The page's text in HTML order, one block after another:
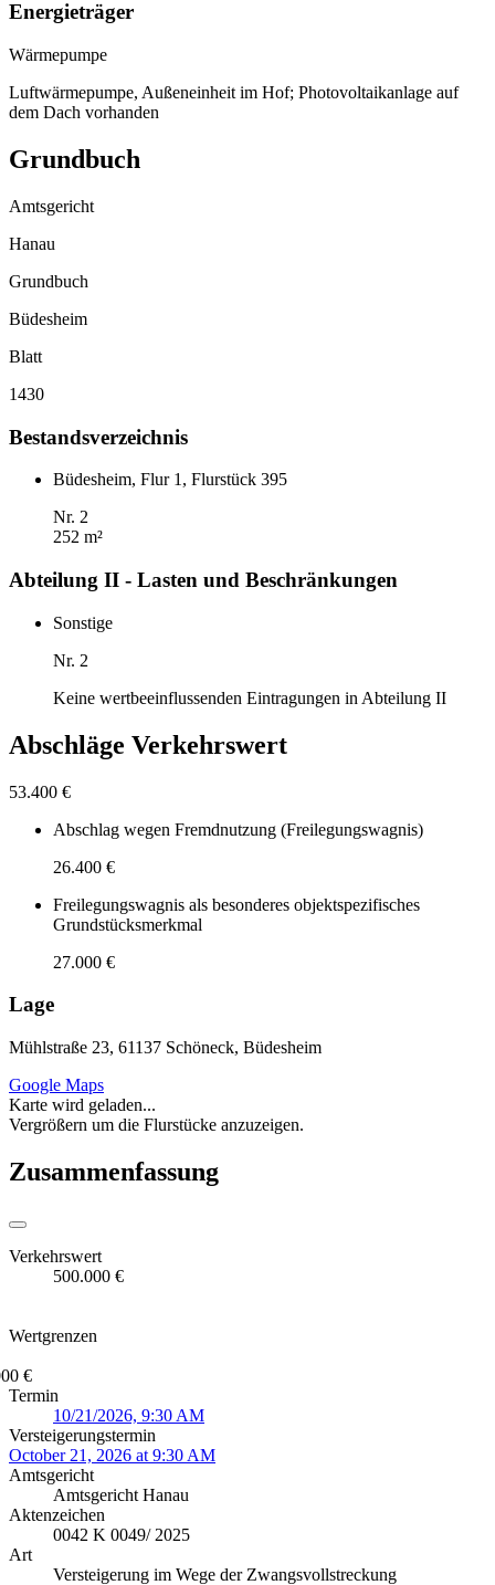
Energieträger
Wärmepumpe
Luftwärmepumpe, Außeneinheit im Hof; Photovoltaikanlage auf
dem Dach vorhanden
Grundbuch
Amtsgericht
Hanau
Grundbuch
Büdesheim
Blatt
1430
Bestandsverzeichnis
Büdesheim, Flur 1, Flurstück 395
Nr. 2
252 m²
Abteilung II - Lasten und Beschränkungen
Sonstige
Nr. 2
Keine wertbeeinflussenden Eintragungen in Abteilung II
Abschläge Verkehrswert
53.400 €
Abschlag wegen Fremdnutzung (Freilegungswagnis)
26.400 €
Freilegungswagnis als besonderes objektspezifisches
Grundstücksmerkmal
27.000 €
Lage
Mühlstraße 23, 61137 Schöneck, Büdesheim
Google Maps
Karte wird geladen...
Vergrößern um die Flurstücke anzuzeigen.
Zusammenfassung
Verkehrswert
500.000 €
Wertgrenzen
€
Termin
10/21/2026, 9:30 AM
Versteigerungstermin
October 21, 2026 at 9:30 AM
Amtsgericht
Amtsgericht Hanau
Aktenzeichen
0042 K 0049/ 2025
Art
Versteigerung im Wege der Zwangsvollstreckung